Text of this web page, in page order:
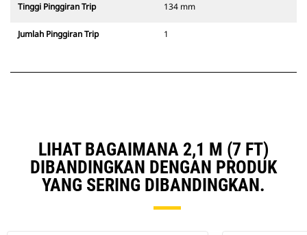
Tinggi Pinggiran Trip 134 mm
Jumlah Pinggiran Trip 1
LIHAT BAGAIMANA 2,1 M (7 FT)
DIBANDINGKAN DENGAN PRODUK
YANG SERING DIBANDINGKAN.